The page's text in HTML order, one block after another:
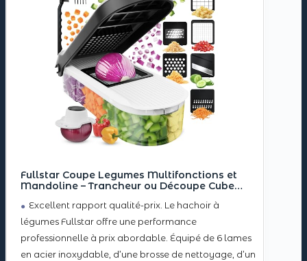
Fullstar Coupe Legumes Multifonctions et
Mandoline – Trancheur ou Découpe Cube
Rapeuse Legume et Fromage – Cuisine
Accessoires (Compact 6-en-1 Blanc)
Excellent rapport qualité-prix. Le hachoir à
légumes Fullstar offre une performance
professionnelle à prix abordable. Équipé de 6 lames
en acier inoxydable, d’une brosse de nettoyage, d’un